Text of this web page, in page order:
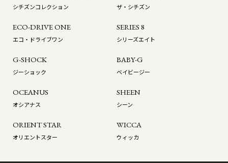
シチズンコレクション ザ・シチズン
ECO-DRIVE ONE
エコ・ドライブワン
SERIES 8
シリーズエイト
G-SHOCK
ジーショック
BABY-G
ベイビージー
OCEANUS
オシアナス
SHEEN
シーン
ORIENT STAR
オリエントスター
WICCA
ウィッカ